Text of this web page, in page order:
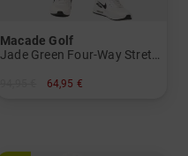
Macade Golf
Jade Green Four-Way Stretch Shorts Bermuda Hose
64,95 €